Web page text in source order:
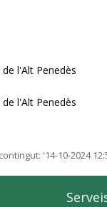
l'Alt Penedès
l'Alt Penedès
'14-10-2024